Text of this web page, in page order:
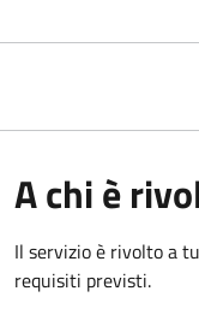
A chi è
Il servizio è rivolto a
requisiti previsti.